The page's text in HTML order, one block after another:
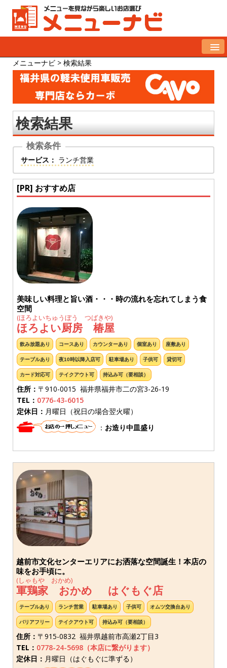
メニューナビ > 検索結果
検索結果
サービス： ランチ営業
[PR] おすすめ店
美味しい料理と旨い酒・・・時の流れを忘れてしまう食
空間
(ほろよいちゅうぼう つばきや)
ほろよい厨房 椿屋
飲み放題あり コースあり カウンターあり 個室あり 座敷あり
テーブルあり 夜10時以降入店可 駐車場あり 子供可 貸切可
カード対応可 テイクアウト可 持込み可（要相談）
住所： 〒910-0015 福井県福井市二の宮3-26-19
TEL： 0776-43-6015
定休日： 月曜日（祝日の場合翌火曜）
： お造り中皿盛り
越前市文化センターエリアにお洒落な空間誕生！本店の
味をお手頃に。
(しゃもや おかめ)
軍鶏家 おかめ はぐもぐ店
テーブルあり ランチ営業 駐車場あり 子供可 オムツ交換台あり
バリアフリー テイクアウト可 持込み可（要相談）
住所： 〒915-0832 福井県越前市高瀬2丁目3
TEL： 0778-24-5698（本店に繋がります）
定休日： 月曜日（はぐもぐに準ずる）